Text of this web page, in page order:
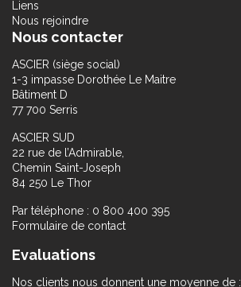
Liens
Nous rejoindre
Nous contacter
ASCIER (siège social)
1-3 impasse Dorothée Le Maitre
Bâtiment D
77 700 Serris
ASCIER SUD
22 rue de l’Admirable,
Chemin Saint-Joseph
84 250 Le Thor
Par téléphone : 0 800 400 395
Formulaire de contact
Evaluations
Nos clients nous donnent une moyenne de :